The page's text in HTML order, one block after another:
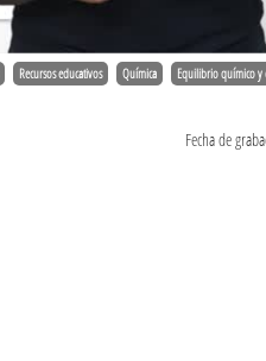
Recursos educativos Química Equilibrio químico y
Fecha de